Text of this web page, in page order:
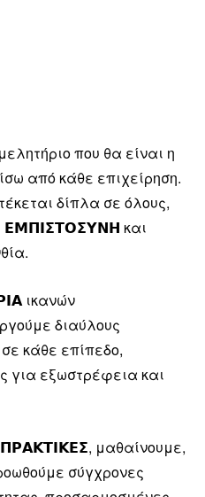
που θα είναι η
από κάθε επιχείρηση.
δίπλα σε όλους,
𝝚𝝡𝝥𝝞𝝨𝝩𝝤𝝨𝝪𝝢𝝜 και
ικανών
διαύλους
κάθε επίπεδο,
για εξωστρέφεια και
μαθαίνουμε,
σύγχρονες